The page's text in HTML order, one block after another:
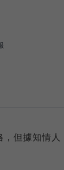
但據知情人